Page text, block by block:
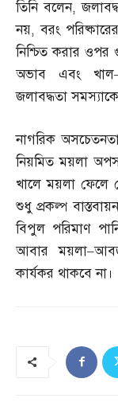
তিনি বলেন,
নয়,বরং
নিশ্চিত করার
অভাব এবং খাল
জলাবদ্ধতা
নাগরিক
নিয়মিত ময়লা
খালে ময়লা ফেলে
শুধু প্রকল্প
বিপুল পরিমাণ
আবার ময়লা–
কার্যকর থাকবে না।